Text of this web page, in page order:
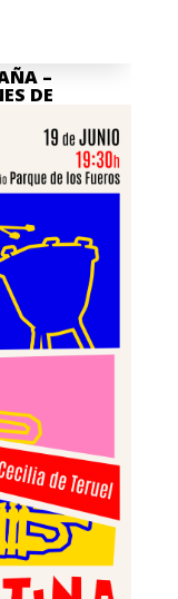
–
DE
Cecilia"
queremos